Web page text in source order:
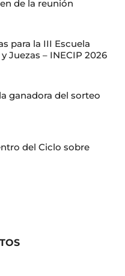
de la reunión
para la III Escuela
Juezas – INECIP 2026
ganadora del sorteo
del Ciclo sobre